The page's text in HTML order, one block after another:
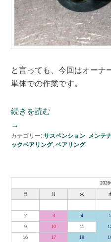
と言っても、今回はオーナ
単体での作業です。
続きを読む
→
カテゴリー: サスペンション, メンテ
ックベアリング, ベアリング
2026
日 月 火
2 3 4 5
9 10 11
16 17 18